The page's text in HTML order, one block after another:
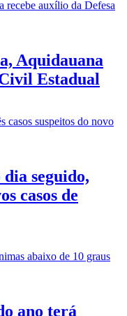
Aquidauana
Estadual
dia seguido,
casos de
ano terá